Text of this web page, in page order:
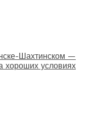
Шахтинском —
хороших условиях